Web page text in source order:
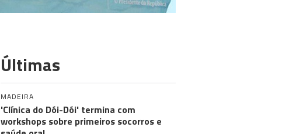
Últimas
MADEIRA
'Clínica do Dói-Dói' termina com
workshops sobre primeiros socorros e